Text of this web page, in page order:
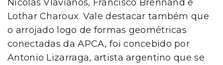
Nicolas Vlavianos, Francisco Brennand e
Lothar Charoux. Vale destacar também que
o arrojado logo de formas geométricas
conectadas da APCA, foi concebido por
Antonio Lizarraga, artista argentino que se